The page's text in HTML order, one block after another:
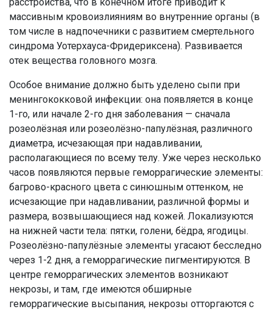
массивным кровоизлияниям во внутренние органы (в
том числе в надпочечники с развитием смертельного
синдрома Уотерхауса-Фридериксена). Развивается
отек вещества головного мозга.
Особое внимание должно быть уделено сыпи при
менингококковой инфекции: она появляется в конце
1-го, или начале 2-го дня заболевания — сначала
розеолёзная или розеолёзно-папулёзная, различного
диаметра, исчезающая при надавливании,
располагающиеся по всему телу. Уже через несколько
часов появляются первые геморрагические элементы:
багрово-красного цвета с синюшным оттенком, не
исчезающие при надавливании, различной формы и
размера, возвышающиеся над кожей. Локализуются
на нижней части тела: пятки, голени, бёдра, ягодицы.
Розеолёзно-папулёзные элементы угасают бесследно
через 1-2 дня, а геморрагические пигментируются. В
центре геморрагических элементов возникают
некрозы, и там, где имеются обширные
геморрагические высыпания, некрозы отторгаются с